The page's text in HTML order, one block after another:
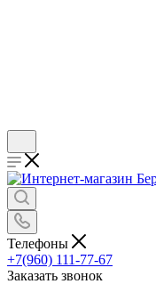
Телефоны
+7(960) 111-77-67
Заказать звонок